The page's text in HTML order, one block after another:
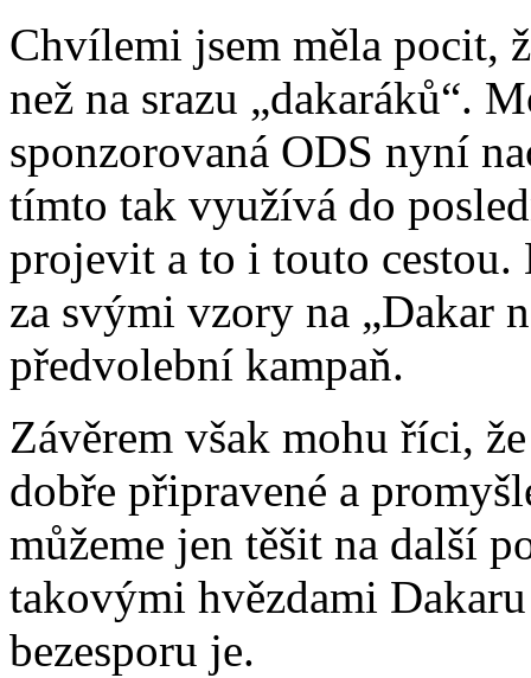
Chvílemi jsem měla pocit,
než na srazu „dakaráků“.
sponzorovaná ODS nyní
tímto tak využívá do
projevit a to i touto
za svými vzory na „Dakar
předvolební kampaň.
Závěrem však mohu říci,
dobře připravené a
můžeme jen těšit na další
takovými hvězdami
bezesporu je.